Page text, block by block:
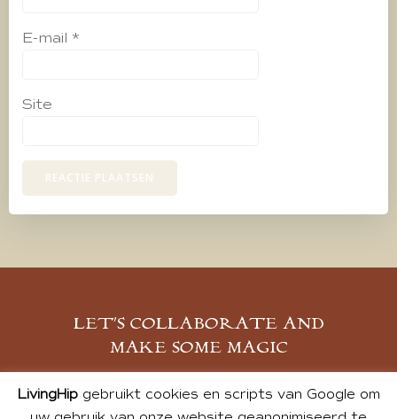
E-mail *
Site
LET’S COLLABORATE AND
MAKE SOME MAGIC
MELD JE AAN
LivingHipgebruikt cookies en scripts van Google om